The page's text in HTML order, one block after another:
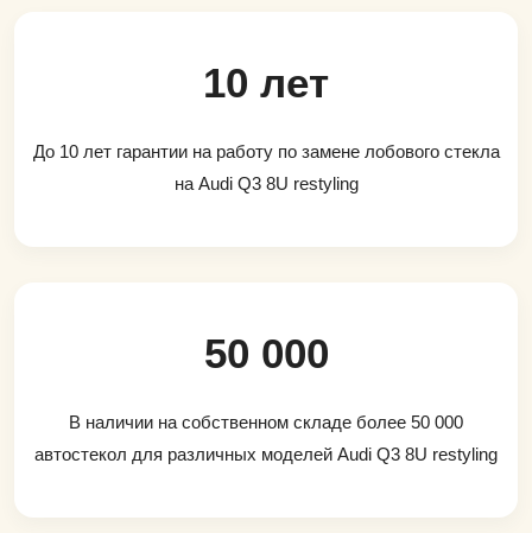
10 лет
До 10 лет гарантии на работу по замене лобового стекла
на Audi Q3 8U restyling
50 000
В наличии на собственном складе более 50 000
автостекол для различных моделей Audi Q3 8U restyling